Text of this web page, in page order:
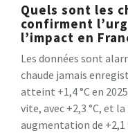
Quels sont les
confirment
l’impact en
Les données sont
chaude jamais
atteint +1,4 °C en
vite, avec +2,3 °C, et
augmentation de +2,1